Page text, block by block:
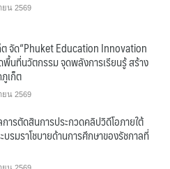
ยน 2569
จัด“Phuket Education Innovation
พื้นที่นวัตกรรม จุดพลังการเรียนรู้ สร้าง
เก็ต
ยน 2569
ารตัดสินการประกวดคลิปวิดีโอภายใต้
บรมราโชบายด้านการศึกษาของรัชกาลที่